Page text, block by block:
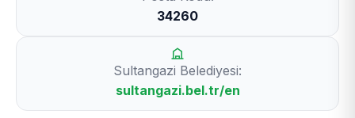
34260
Sultangazi Belediyesi:
sultangazi.bel.tr/en